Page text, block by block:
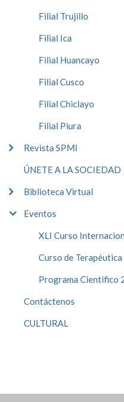
Filial Trujillo
Filial Ica
Filial Huancayo
Filial Cusco
Filial Chiclayo
Filial Piura
Revista SPMI
ÚNETE A LA SOCIEDAD
Biblioteca Virtual
Eventos
XLI Curso
Curso de
Programa Cientifico
Contáctenos
CULTURAL